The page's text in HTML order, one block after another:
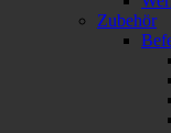
Zubehör